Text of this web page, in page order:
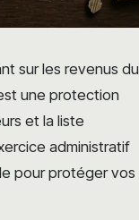
sur les revenus du
une protection
et la liste
administratif
pour protéger vos